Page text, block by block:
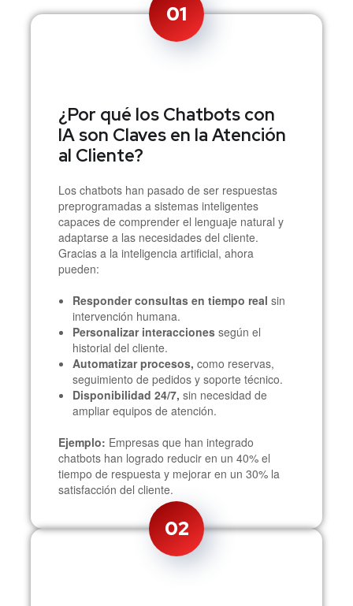
01
¿Por qué los Chatbots con
IA son Claves en la Atención
al Cliente?
Los chatbots han pasado de ser respuestas
preprogramadas a sistemas inteligentes
capaces de comprender el lenguaje natural y
adaptarse a las necesidades del cliente.
Gracias a la inteligencia artificial, ahora
pueden:
Responder consultas en tiempo real sin
intervención humana.
Personalizar interacciones según el
historial del cliente.
Automatizar procesos, como reservas,
seguimiento de pedidos y soporte técnico.
Disponibilidad 24/7, sin necesidad de
ampliar equipos de atención.
Ejemplo: Empresas que han integrado
chatbots han logrado reducir en un 40% el
tiempo de respuesta y mejorar en un 30% la
satisfacción del cliente.
02